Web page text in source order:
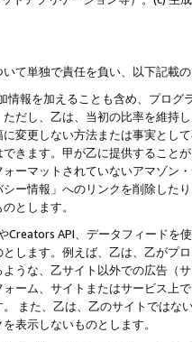
て単独で責任を負い、以下記載
情報を加えることも含め、プロ
だし、乙は、当初の比率を維持
変更しない方法または事実とし
きます。甲が乙に提供すること
ーマットされていないアマゾン
ー情報」へのリンクを削除した
とします。
Creators API、データフィード
します。例えば、乙は、乙がプ
うな、乙サイト以外での広告（
ーム、サイトまたはサービス上
また、乙は、乙のサイトでは
表示しないものとします。